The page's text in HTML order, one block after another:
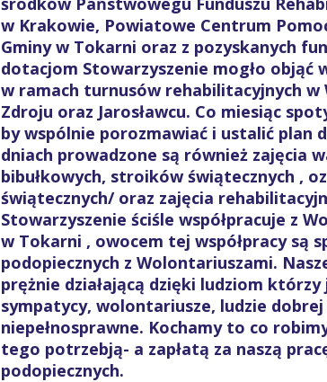
w Krakowie, Powiatowe Centrum
Gminy w Tokarni oraz z pozyskanych
dotacjom Stowarzyszenie mogło objąć
w ramach turnusów rehabilitacyjnych
Zdroju oraz Jarosławcu. Co miesiąc
by wspólnie porozmawiać i ustalić plan
dniach prowadzone są również zajęcia
bibułkowych, stroików świątecznych ,
świątecznych/ oraz zajęcia
Stowarzyszenie ściśle współpracuje z
w Tokarni , owocem tej współpracy są
podopiecznych z Wolontariuszami.
prężnie działającą dzięki ludziom
sympatycy, wolontariusze, ludzie
niepełnosprawne. Kochamy to co
tego potrzebją- a zapłatą za naszą
podopiecznych.